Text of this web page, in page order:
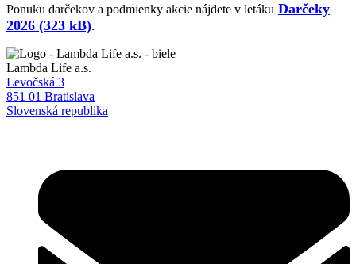
Ponuku darčekov a podmienky akcie nájdete v letáku Darčeky
2026 (323 kB).
Lambda Life a.s.
Levočská 3
851 01 Bratislava
Slovenská republika